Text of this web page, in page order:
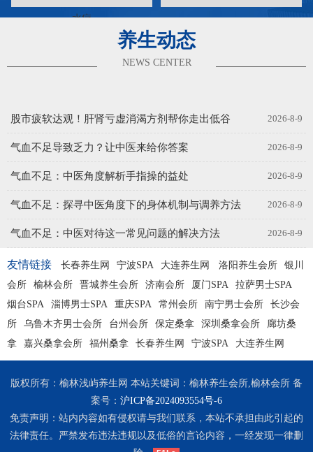
水疗
养生动态
NEWS CENTER
2026-8-9
股市疲软达观！肝肾亏虚消渴方剂帮你走出低谷
2026-8-9
气血不足导致乏力？让中医来给你答案
2026-8-9
气血不足：中医角度解析手指操的益处
2026-8-9
气血不足：探寻中医角度下的身体机制与调养方法
2026-8-9
气血不足：中医对待这一常见问题的解决方法
友情链接 长春养生网 宁波SPA 大连养生网 洛阳养生会所
银川
会所
榆林会所 晋城养生会所 济南会所 厦门SPA
拉萨男士SPA
烟台SPA
淄博男士SPA 重庆SPA 常州会所 南宁男士会所
长沙会
所
乌鲁木齐男士会所 台州会所 保定桑拿 深圳桑拿会所
廊坊桑
拿
嘉兴桑拿会所 福州桑拿 长春养生网 宁波SPA 大连养生网
版权所有：榆林浅屿养生网 本站关键词：榆林养生会所,榆林会所 备
案号： 沪ICP备2024093554号-6
免责声明：站内内容如有侵权请与我们联系，本站不承担由此引起的
法律责任。严禁发布违法违规以及低俗的言论内容，一经发现一律删